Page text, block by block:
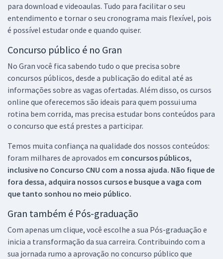
para download e videoaulas. Tudo para facilitar o seu
entendimento e tornar o seu cronograma mais flexível, pois
é possível estudar onde e quando quiser.
Concurso público é no Gran
No Gran você fica sabendo tudo o que precisa sobre
concursos públicos, desde a publicação do edital até as
informações sobre as vagas ofertadas. Além disso, os cursos
online que oferecemos são ideais para quem possui uma
rotina bem corrida, mas precisa estudar bons conteúdos para
o concurso que está prestes a participar.
Temos muita confiança na qualidade dos nossos conteúdos:
foram milhares de aprovados em concursos públicos,
inclusive no Concurso CNU com a nossa ajuda. Não fique de
fora dessa, adquira nossos cursos e busque a vaga com
que tanto sonhou no meio público.
Gran também é Pós-graduação
Com apenas um clique, você escolhe a sua Pós-graduação e
inicia a transformação da sua carreira. Contribuindo com a
sua jornada rumo a aprovação no concurso público que